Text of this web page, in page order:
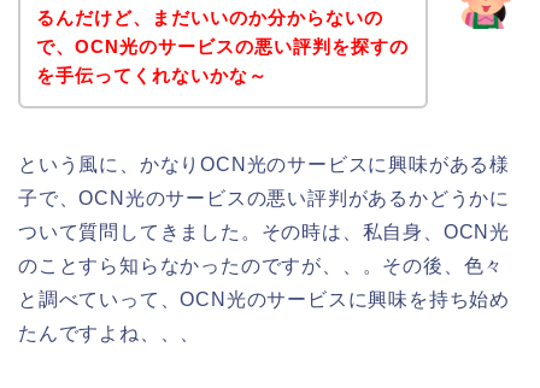
るんだけど、まだいいのか分からないの
で、OCN光のサービスの悪い評判を探すの
を手伝ってくれないかな～
という風に、かなりOCN光のサービスに興味がある様
子で、OCN光のサービスの悪い評判があるかどうかに
ついて質問してきました。その時は、私自身、OCN光
のことすら知らなかったのですが、、。その後、色々
と調べていって、OCN光のサービスに興味を持ち始め
たんですよね、、、